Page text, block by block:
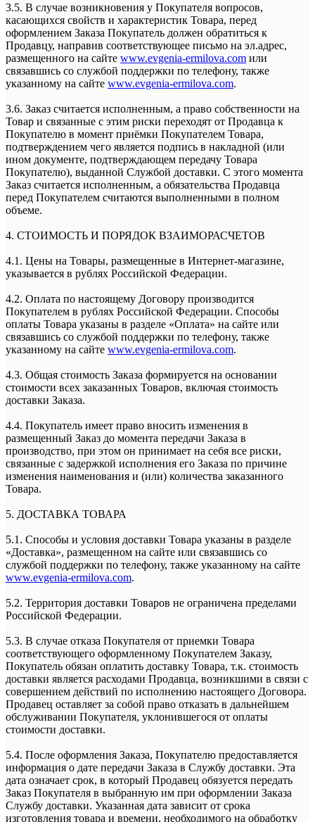
3.5. В случае возникновения у Покупателя вопросов,
касающихся свойств и характеристик Товара, перед
оформлением Заказа Покупатель должен обратиться к
Продавцу, направив соответствующее письмо на эл.адрес,
размещенного на сайте www.evgenia-ermilova.com или
связавшись со службой поддержки по телефону, также
указанному на сайте www.evgenia-ermilova.com.
3.6. Заказ считается исполненным, а право собственности на
Товар и связанные с этим риски переходят от Продавца к
Покупателю в момент приёмки Покупателем Товара,
подтверждением чего является подпись в накладной (или
ином документе, подтверждающем передачу Товара
Покупателю), выданной Службой доставки. С этого момента
Заказ считается исполненным, а обязательства Продавца
перед Покупателем считаются выполненными в полном
объеме.
4. СТОИМОСТЬ И ПОРЯДОК ВЗАИМОРАСЧЕТОВ
4.1. Цены на Товары, размещенные в Интернет-магазине,
указывается в рублях Российской Федерации.
4.2. Оплата по настоящему Договору производится
Покупателем в рублях Российской Федерации. Способы
оплаты Товара указаны в разделе «Оплата» на сайте или
связавшись со службой поддержки по телефону, также
указанному на сайте www.evgenia-ermilova.com.
4.3. Общая стоимость Заказа формируется на основании
стоимости всех заказанных Товаров, включая стоимость
доставки Заказа.
4.4. Покупатель имеет право вносить изменения в
размещенный Заказ до момента передачи Заказа в
производство, при этом он принимает на себя все риски,
связанные с задержкой исполнения его Заказа по причине
изменения наименования и (или) количества заказанного
Товара.
5. ДОСТАВКА ТОВАРА
5.1. Способы и условия доставки Товара указаны в разделе
«Доставка», размещенном на сайте или связавшись со
службой поддержки по телефону, также указанному на сайте
www.evgenia-ermilova.com.
5.2. Территория доставки Товаров не ограничена пределами
Российской Федерации.
5.3. В случае отказа Покупателя от приемки Товара
соответствующего оформленному Покупателем Заказу,
Покупатель обязан оплатить доставку Товара, т.к. стоимость
доставки является расходами Продавца, возникшими в связи с
совершением действий по исполнению настоящего Договора.
Продавец оставляет за собой право отказать в дальнейшем
обслуживании Покупателя, уклонившегося от оплаты
стоимости доставки.
5.4. После оформления Заказа, Покупателю предоставляется
информация о дате передачи Заказа в Службу доставки. Эта
дата означает срок, в который Продавец обязуется передать
Заказ Покупателя в выбранную им при оформлении Заказа
Службу доставки. Указанная дата зависит от срока
изготовления товара и времени, необходимого на обработку